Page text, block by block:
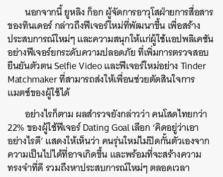
นอกจากนี้ ยูหลิง ก็อก ผู้จัดการอาวุโสฝ่ายการสื่อสาร
ของทินเดอร์ กล่าวถึงฟีเจอร์ใหม่ที่พัฒนาขึ้น เพื่อสร้าง
ประสบการณ์ใหม่ๆ และความสนุกให้แก่ผู้ใช้แอปพลิเคชัน
อย่างฟีเจอร์ยกระดับความปลอดภัย ที่เพิ่มการตรวจสอบ
ยืนยันตัวตน Selfie Video และฟีเจอร์ใหม่อย่าง Tinder
Matchmaker ที่สามารถส่งให้เพื่อนช่วยตัดสินใจการ
แมตช์ของผู้ใช้ได้
อย่างไรก็ตาม ผลสำรวจยังกล่าวว่า คนโสดไทยกว่า
22% ของผู้ใช้ฟีเจอร์ Dating Goal เลือก ‘คิดอยู่ว่าเอา
อย่างไรดี’ แสดงให้เห็นว่า คนรุ่นใหม่ไม่ปิดกั้นตัวเองจาก
ความเป็นไปได้ที่อาจเกิดขึ้น และพร้อมที่จะสร้างความ
ทรงจำที่ดี รวมถึงหาประสบการณ์ใหม่ๆ ตลอดเวลา